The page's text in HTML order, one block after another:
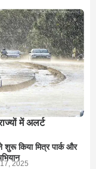
में अलर्ट
शुरू किया मित्र पार्क और
2025